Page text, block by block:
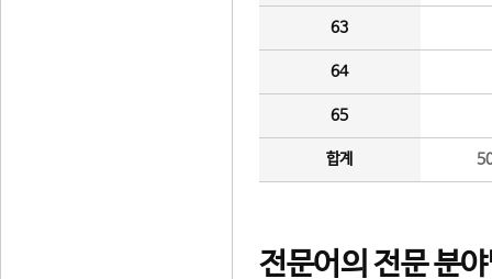
63
64
65
합계
전문어의 전문 분